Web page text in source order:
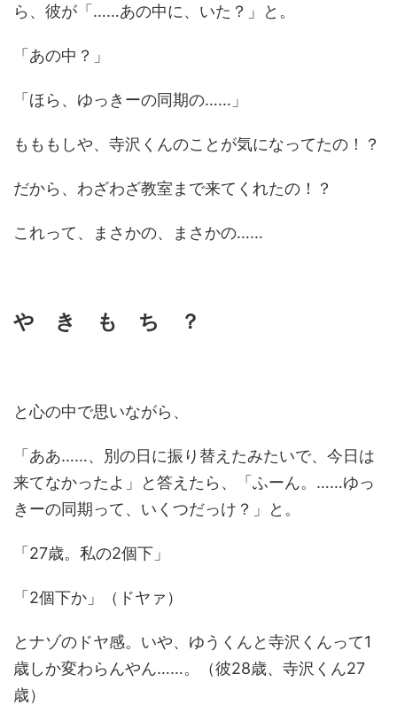
ら、彼が「……あの中に、いた？」と。
「あの中？」
「ほら、ゆっきーの同期の……」
もももしや、寺沢くんのことが気になってたの！？
だから、わざわざ教室まで来てくれたの！？
これって、まさかの、まさかの……
や き も ち ？
と心の中で思いながら、
「ああ……、別の日に振り替えたみたいで、今日は
来てなかったよ」と答えたら、「ふーん。……ゆっ
きーの同期って、いくつだっけ？」と。
「27歳。私の2個下」
「2個下か」（ドヤァ）
とナゾのドヤ感。いや、ゆうくんと寺沢くんって1
歳しか変わらんやん……。（彼28歳、寺沢くん27
歳）